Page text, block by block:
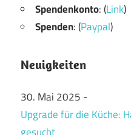
Spendenkonto: (Link)
Spenden: (Paypal)
Neuigkeiten
30. Mai 2025 -
Upgrade für die Küche: